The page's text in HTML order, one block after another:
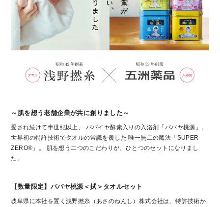
～肌を想う老舗企業が共に創りました～
愛され続けて半世紀以上、 パパイヤ酵素入りの入浴剤「パパヤ桃源」。
世界初の特許技術でタオルの常識を覆した 唯一無二の魔法「SUPER
ZERO®」。 肌を想う二つのこだわりが、ひとつのセットになりまし
た。
【数量限定】パパヤ桃源＜拭＞タオルセット
岐阜県に本社を置く浅野撚糸（あさのねんし）株式会社は、特許技術か